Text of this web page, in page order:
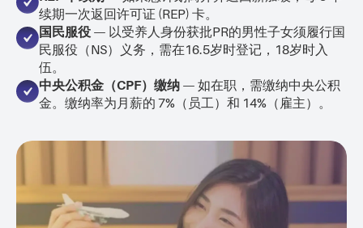
续期一次返回许可证 (REP) 卡。
国民服役 — 以受养人身份获批PR的男性子女须履行国
民服役（NS）义务，需在16.5岁时登记，18岁时入
伍。
中央公积金（CPF）缴纳 — 如在职，需缴纳中央公积
金。缴纳率为月薪的 7%（员工）和 14%（雇主）。